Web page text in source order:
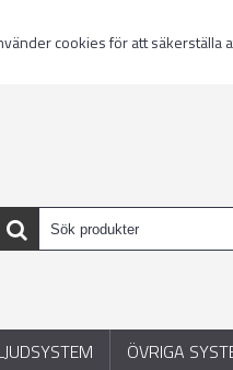
cookies för att säkerställa
ÖVRIGA